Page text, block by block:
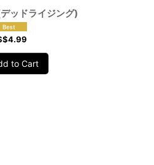
ッドライジング)
4.99
to Cart